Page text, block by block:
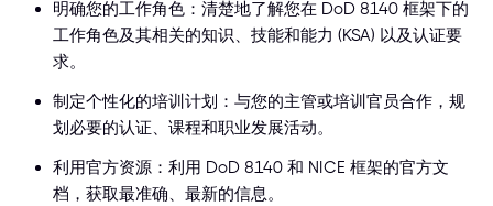
明确您的工作角色：清楚地了解您在 DoD 8140 框架下的
工作角色及其相关的知识、技能和能力 (KSA) 以及认证要
求。
制定个性化的培训计划：与您的主管或培训官员合作，规
划必要的认证、课程和职业发展活动。
利用官方资源：利用 DoD 8140 和 NICE 框架的官方文
档，获取最准确、最新的信息。